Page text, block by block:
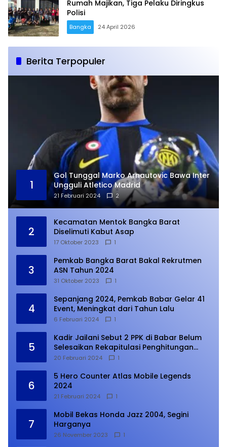
Rumah Majikan, Tiga Pelaku Diringkus
Polisi
Bangka 24 April 2026
Berita Terpopuler
1
Gol Tunggal Marko Arnautovic Bawa Inter
Ungguli Atletico Madrid
21 Februari 2024 2
2
Kecamatan Mentok Bangka Barat
Diselimuti Kabut Asap
17 Oktober 2023 1
3
Pemkab Bangka Barat Bakal Rekrutmen
ASN Tahun 2024
31 Oktober 2023 1
4
Sepanjang 2024, Pemkab Babar Gelar 41
Event, Meningkat dari Tahun Lalu
6 Februari 2024 1
5
Kadir Jailani Sebut 2 PPK di Babar Belum
Selesaikan Rekapitulasi Penghitungan
Suara
20 Februari 2024 1
6
5 Hero Counter Atlas Mobile Legends
2024
21 Februari 2024 1
7
Mobil Bekas Honda Jazz 2004, Segini
Harganya
26 November 2023 1